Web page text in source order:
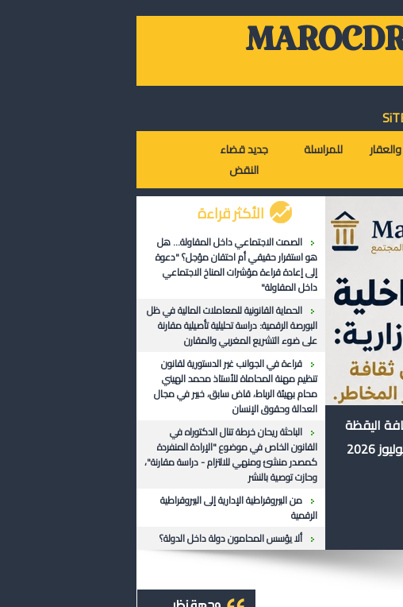
جديد قضاء
النقض
للمراسلة
الأكثر قراءة
الصمت الاجتماعي داخل المقاولة... هل
هو استقرار حقيقي أم احتقان مؤجل؟ "دعوة
إلى إعادة قراءة مؤشرات المناخ الاجتماعي
داخل المقاولة"
الحماية القانونية للمعاملات المالية في ظل
البورصة الرقمية: دراسة تحليلية تأصيلية مقارنة
على ضوء التشريع المغربي والمقارن
قراءة في الجوانب غير الدستورية لقانون
تنظيم مهنة المحاماة للأستاذ محمد الهيني
محام بهيئة الرباط، قاض سابق، خبير في مجال
العدالة وحقوق الإنسان
الباحثة ريحان خرطة تنال الدكتوراه في
القانون الخاص في موضوع "الإرادة المنفردة
كمصدر منشئ ومنهي للالتزام - دراسة مقارنة"،
وحازت توصية بالنشر
من البيروقراطية الإدارية إلى البيروقراطية
الرقمية
ألا يؤسس المحامون دولة داخل الدولة؟
اليقظة